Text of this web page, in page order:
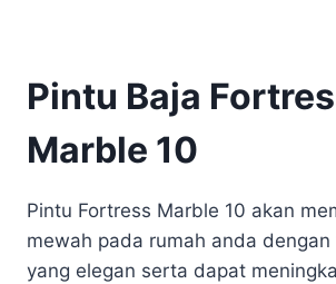
Pintu Baja
Marble 10
Pintu Fortress Marble 10 akan
mewah pada rumah anda
yang elegan serta dapat